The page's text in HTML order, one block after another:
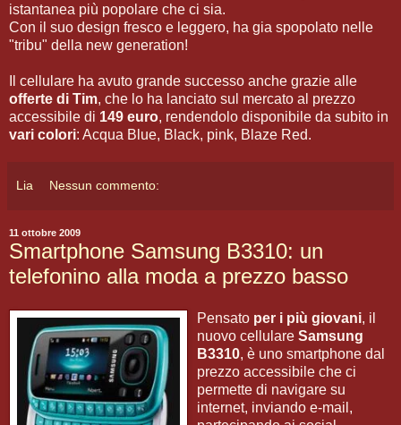
istantanea più popolare che ci sia.
Con il suo design fresco e leggero, ha gia spopolato nelle
"tribu" della new generation!
Il cellulare ha avuto grande successo anche grazie alle
offerte di Tim, che lo ha lanciato sul mercato al prezzo
accessibile di 149 euro, rendendolo disponibile da subito in
vari colori: Acqua Blue, Black, pink, Blaze Red.
Lia Nessun commento:
11 ottobre 2009
Smartphone Samsung B3310: un
telefonino alla moda a prezzo basso
Pensato per i più giovani, il
nuovo cellulare Samsung
B3310, è uno smartphone dal
prezzo accessibile che ci
permette di navigare su
internet, inviando e-mail,